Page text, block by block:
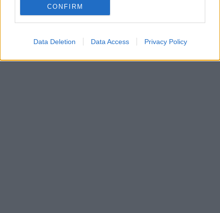
CONFIRM
Data Deletion Data Access Privacy Policy